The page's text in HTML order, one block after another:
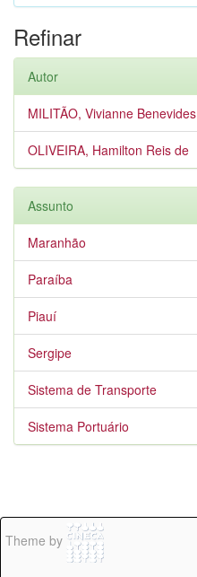
Refinar
Autor
MILITÃO, Vivianne Benevides
OLIVEIRA, Hamilton Reis de
Assunto
Maranhão
Paraíba
Piauí
Sergipe
Sistema de Transporte
Sistema Portuário
Theme by